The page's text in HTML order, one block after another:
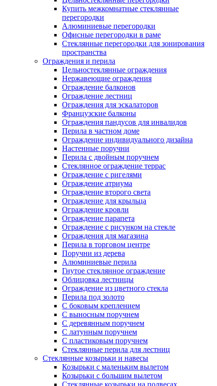
Купить межкомнатные стеклянные
перегородки
Алюминиевые перегородки
Офисные перегородки в раме
Стеклянные перегородки для зонирования
пространства
Ограждения и перила
Цельностеклянные ограждения
Нержавеющие ограждения
Ограждение балконов
Ограждение лестниц
Ограждения для эскалаторов
Французские балконы
Ограждения пандусов для инвалидов
Перила в частном доме
Ограждение индивидуального дизайна
Настенные поручни
Перила с двойным поручнем
Стеклянное ограждение террас
Ограждение с ригелями
Ограждение атриума
Ограждение второго света
Ограждение для крыльца
Ограждение кровли
Ограждение парапета
Ограждение с рисунком на стекле
Ограждения для магазина
Перила в торговом центре
Поручни из дерева
Алюминиевые перила
Гнутое стеклянное ограждение
Облицовка лестницы
Ограждение из цветного стекла
Перила под золото
С боковым креплением
С выносным поручнем
С деревянным поручнем
С латунным поручнем
С пластиковым поручнем
Стеклянные перила для лестниц
Стеклянные козырьки и навесы
Козырьки с маленьким вылетом
Козырьки с большим вылетом
Стеклянные козырьки на подвесах